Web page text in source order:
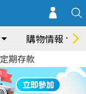
購物情報
定期存款